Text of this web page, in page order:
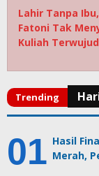
Lahir Tanpa
Fatoni Tak
Kuliah Terwujud
Hasil
Merah,